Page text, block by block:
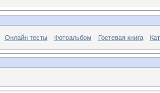
Онлайн тесты Фотоальбом Гостевая книга